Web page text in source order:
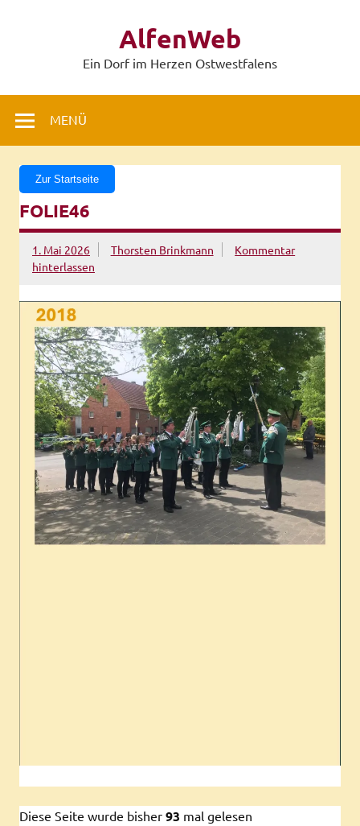
AlfenWeb
Ein Dorf im Herzen Ostwestfalens
MENÜ
Zur Startseite
FOLIE46
1. Mai 2026 Thorsten Brinkmann
Kommentar
hinterlassen
Diese Seite wurde bisher 93 mal gelesen